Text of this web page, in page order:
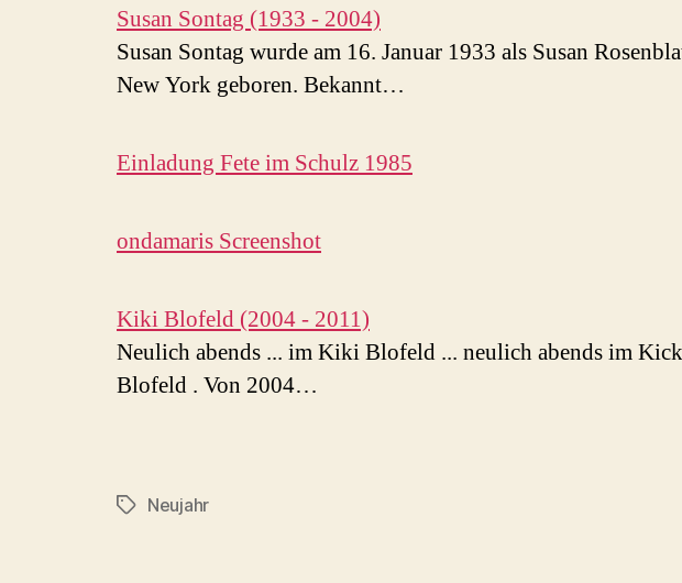
Susan Sontag (1933 - 2004)
Susan Sontag wurde am 16. Januar 1933 als Susan
New York geboren. Bekannt…
Einladung Fete im Schulz 1985
ondamaris Screenshot
Kiki Blofeld (2004 - 2011)
Neulich abends ... im Kiki Blofeld ... neulich abends im
Blofeld . Von 2004…
Schlagwörter
Neujahr